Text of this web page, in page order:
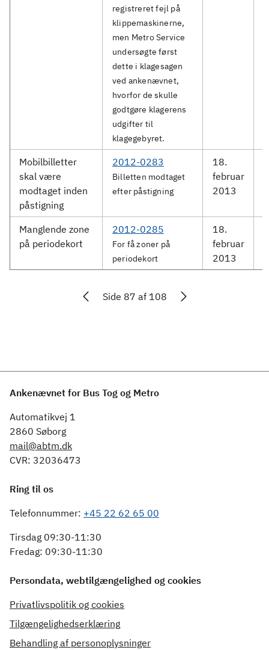
registreret fejl på
klippemaskinerne,
men Metro Service
undersøgte først
dette i klagesagen
ved ankenævnet,
hvorfor de skulle
godtgøre klagerens
udgifter til
klagegebyret.
Mobilbilletter
skal være
modtaget inden
påstigning
2012-0283
Billetten modtaget
efter påstigning
18.
februar
2013
Manglende zone
på periodekort
2012-0285
For få zoner på
periodekort
18.
februar
2013
Side 87 af 108
Ankenævnet for Bus Tog og Metro
Automatikvej 1
2860 Søborg
mail@abtm.dk
CVR: 32036473
Ring til os
Telefonnummer: +45 22 62 65 00
Tirsdag 09:30-11:30
Fredag: 09:30-11:30
Persondata, webtilgængelighed og cookies
Privatlivspolitik og cookies
Tilgængelighedserklæring
Behandling af personoplysninger